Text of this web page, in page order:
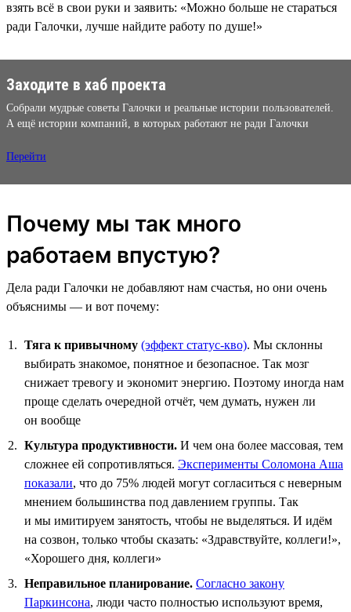
взять всё в свои руки и заявить: «Можно больше не стараться
ради Галочки, лучше найдите работу по душе!»
Заходите в хаб проекта
Собрали мудрые советы Галочки и реальные истории пользователей.
А ещё истории компаний, в которых работают не ради Галочки
Перейти
Почему мы так много
работаем впустую?
Дела ради Галочки не добавляют нам счастья, но они очень
объяснимы — и вот почему:
Тяга к привычному (эффект статус-кво). Мы склонны
выбирать знакомое, понятное и безопасное. Так мозг
снижает тревогу и экономит энергию. Поэтому иногда нам
проще сделать очередной отчёт, чем думать, нужен ли
он вообще
Культура продуктивности. И чем она более массовая, тем
сложнее ей сопротивляться. Эксперименты Соломона Аша
показали, что до 75% людей могут согласиться с неверным
мнением большинства под давлением группы. Так
и мы имитируем занятость, чтобы не выделяться. И идём
на созвон, только чтобы сказать: «Здравствуйте, коллеги!»,
«Хорошего дня, коллеги»
Неправильное планирование. Согласно закону
Паркинсона, люди часто полностью используют время,